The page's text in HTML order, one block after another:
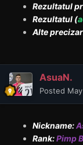
Rezultatul
Rezultatul (
Alte
AsuaN.
Posted
Nickname:
Rank:Pimp